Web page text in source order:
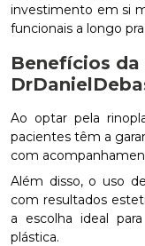
investimento em si
funcionais a longo
Benefícios
Ao optar pela
pacientes têm a
com
Além disso, o uso
com resultados
a escolha ideal
plástica.